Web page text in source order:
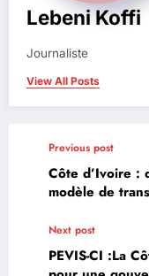
Lebeni Koffi
Journaliste
View All Posts
Previous post
Côte d’Ivoire :
modèle de
Next post
PEVIS-CI :La